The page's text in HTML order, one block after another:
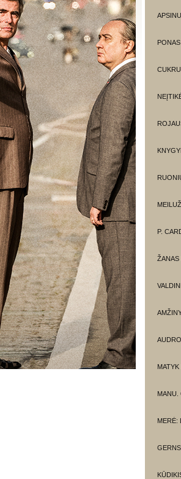
P.
ŽANAS
MATYK
MANU.
MERĖ: